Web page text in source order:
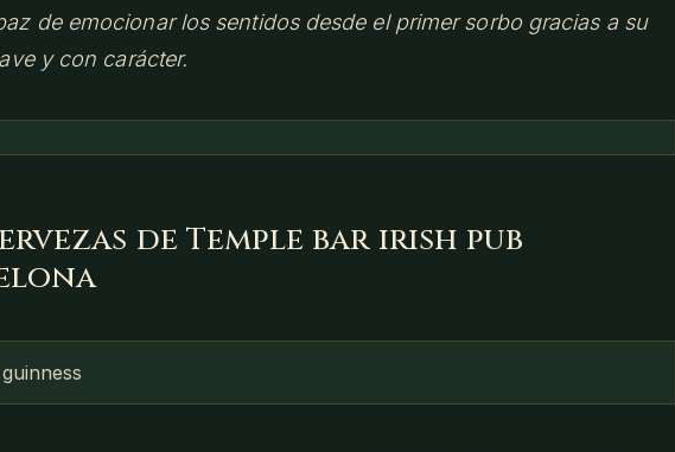
de emocionar los sentidos desde el primer sorbo gracias a su
y con carácter.
de Temple bar irish pub